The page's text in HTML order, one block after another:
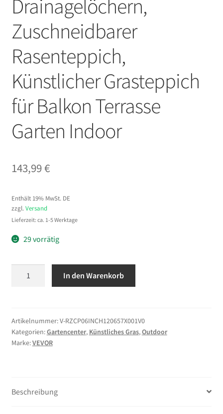
Drainagelöchern,
Zuschneidbarer
Rasenteppich,
Künstlicher Grasteppich
für Balkon Terrasse
Garten Indoor
143,99€
Enthält 19% MwSt. DE
zzgl. Versand
Lieferzeit: ca. 1-5 Werktage
29 vorrätig
213,36
cm
Kunstrasenteppich
Florhöhe,
In den Warenkorb
Artikelnummer:V-RZCP06INCH120657X001V0
Kategorien:Gartencenter, Künstliches Gras,Outdoor
Marke:VEVOR
Beschreibung